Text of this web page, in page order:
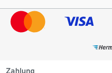
Zahlung